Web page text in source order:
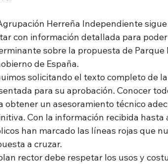
Herreña Independiente
con información detallada para
sobre la propuesta de
de España.
solicitando el texto completo de
para su aprobación. Conocer
obtener un asesoramiento técnico
Con la información recibida
han marcado las líneas rojas que
a cruzar.
rector debe respetar los usos y